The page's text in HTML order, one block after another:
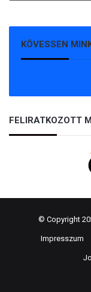
KÖVESSEN
FELIRATKOZOTT
© Copyright
Impresszum